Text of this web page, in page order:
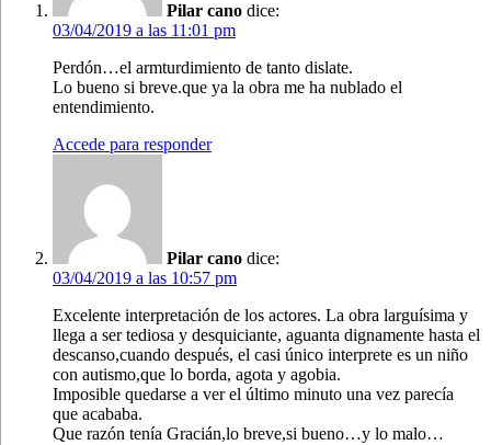
Pilar cano dice:
03/04/2019 a las 11:01 pm
Perdón…el armturdimiento de tanto dislate.
Lo bueno si breve.que ya la obra me ha nublado el
entendimiento.
Accede para responder
Pilar cano dice:
03/04/2019 a las 10:57 pm
Excelente interpretación de los actores. La obra larguísima y
llega a ser tediosa y desquiciante, aguanta dignamente hasta el
descanso,cuando después, el casi único interprete es un niño
con autismo,que lo borda, agota y agobia.
Imposible quedarse a ver el último minuto una vez parecía
que acababa.
Que razón tenía Gracián,lo breve,si bueno…y lo malo…